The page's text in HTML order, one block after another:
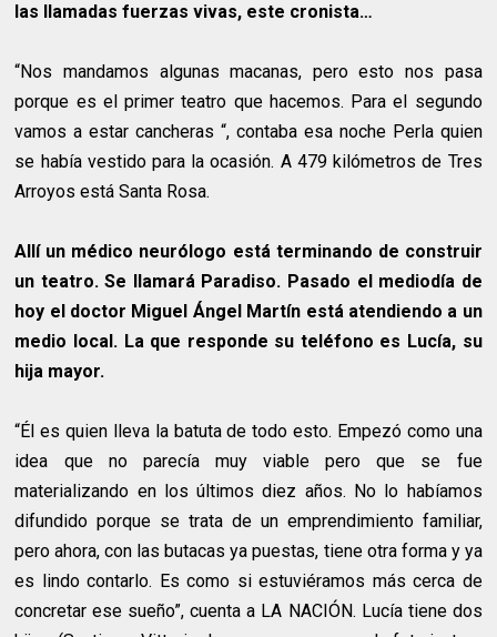
las llamadas fuerzas vivas, este cronista…
“Nos mandamos algunas macanas, pero esto nos pasa
porque es el primer teatro que hacemos. Para el segundo
vamos a estar cancheras “, contaba esa noche Perla quien
se había vestido para la ocasión. A 479 kilómetros de Tres
Arroyos está Santa Rosa.
Allí un médico neurólogo está terminando de construir
un teatro. Se llamará Paradiso. Pasado el mediodía de
hoy el doctor Miguel Ángel Martín está atendiendo a un
medio local. La que responde su teléfono es Lucía, su
hija mayor.
“Él es quien lleva la batuta de todo esto. Empezó como una
idea que no parecía muy viable pero que se fue
materializando en los últimos diez años. No lo habíamos
difundido porque se trata de un emprendimiento familiar,
pero ahora, con las butacas ya puestas, tiene otra forma y ya
es lindo contarlo. Es como si estuviéramos más cerca de
concretar ese sueño”, cuenta a LA NACIÓN. Lucía tiene dos